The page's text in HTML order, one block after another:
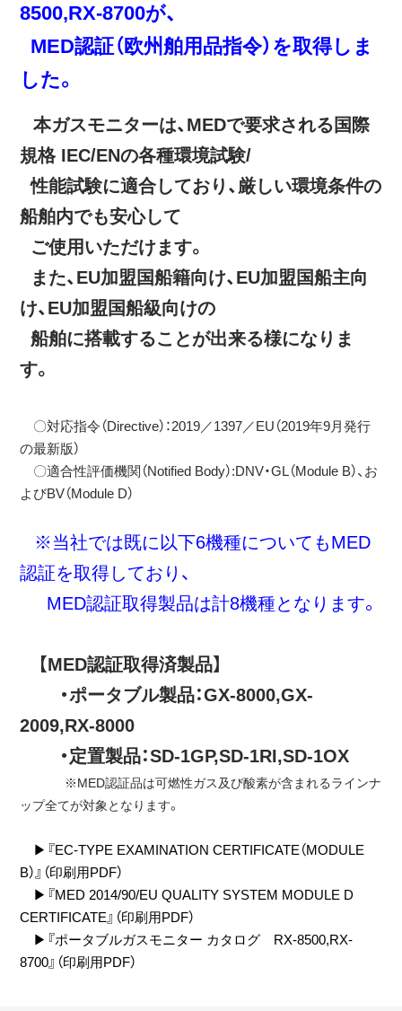
8500,RX-8700が、
MED認証（欧州舶用品指令）を取得しま
した。
本ガスモニターは、MEDで要求される国際
規格 IEC/ENの各種環境試験/
性能試験に適合しており、厳しい環境条件の
船舶内でも安心して
ご使用いただけます。
また、EU加盟国船籍向け、EU加盟国船主向
け、EU加盟国船級向けの
船舶に搭載することが出来る様になりま
す。
〇対応指令（Directive）：2019／1397／EU（2019年9月発行
の最新版）
〇適合性評価機関（Notified Body）:DNV・GL（Module B）、お
よびBV（Module D）
※当社では既に以下6機種についてもMED
認証を取得しており、
MED認証取得製品は計8機種となります。
【MED認証取得済製品】
・ポータブル製品：GX-8000,GX-
2009,RX-8000
・定置製品：SD-1GP,SD-1RI,SD-1OX
※MED認証品は可燃性ガス及び酸素が含まれるラインナ
ップ全てが対象となります。
▶『EC-TYPE EXAMINATION CERTIFICATE（MODULE
B）』（印刷用PDF）
▶『MED 2014/90/EU QUALITY SYSTEM MODULE D
CERTIFICATE』（印刷用PDF）
▶『ポータブルガスモニター カタログ RX-8500,RX-
8700』（印刷用PDF）